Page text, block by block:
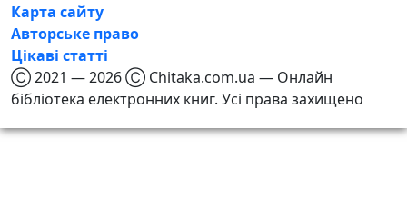
Карта сайту
Авторське право
Цікаві статті
Ⓒ 2021 — 2026 Ⓒ Chitaka.com.ua — Онлайн
бібліотека електронних книг. Усі права захищено